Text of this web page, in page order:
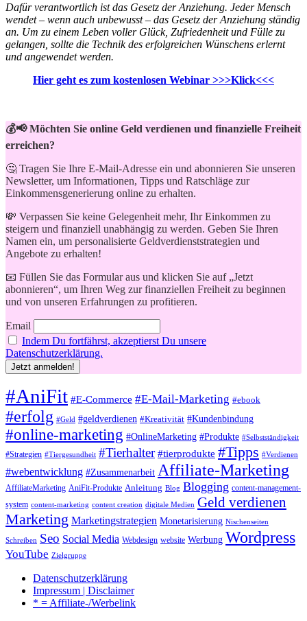
Dafür verantwortlich ist das Gesetz der Anziehung. Jeder Mensch
wendet – wenn auch unbewusst – das Gesetz der Anziehung ständig
an. Um zu einem Leben voller Glück, Zufriedenheit und Fülle zu
gelangen, sollte die Technik des erfolgreichen Wünschens erlernt
und angewendet werden.
Hier geht es zum kostenlosen Webinar >>>Klick<<<
💰📢 Möchten Sie online Geld verdienen und finanzielle Freiheit
erreichen?
🤔 Tragen Sie Ihre E-Mail-Adresse ein und abonnieren Sie unseren
Newsletter, um Informationen, Tipps und Ratschläge zur
Einkommensgenerierung online zu erhalten.
💸 Verpassen Sie keine Gelegenheit mehr, Ihr Einkommen zu
steigern und finanziell unabhängig zu werden. Geben Sie Ihren
Namen ein, um personalisierte Geldverdienststrategien und
Angebote zu erhalten!
📧 Füllen Sie das Formular aus und klicken Sie auf „Jetzt
abonnieren“, um Ihren Weg zur finanziellen Freiheit zu beginnen
und von unseren Erfahrungen zu profitieren.
Email
Indem Du fortfährst, akzeptierst Du unsere
Datenschutzerklärung.
#AniFit #E-Commerce #E-Mail-Marketing #ebook
#erfolg #Geld #geldverdienen #Kreativität #Kundenbindung
#online-marketing #OnlineMarketing #Produkte #Selbstständigkeit
#Strategien #Tiergesundheit #Tierhalter #tierprodukte #Tipps #Verdienen
#webentwicklung #Zusammenarbeit Affiliate-Marketing
AffiliateMarketing AniFit-Produkte Anleitung Blog Blogging content-management-
system content-marketing content creation digitale Medien Geld verdienen
Marketing Marketingstrategien Monetarisierung Nischenseiten
Schreiben Seo Social Media Webdesign website Werbung Wordpress
YouTube Zielgruppe
Datenschutzerklärung
Impressum | Disclaimer
* = Affiliate-/Werbelink